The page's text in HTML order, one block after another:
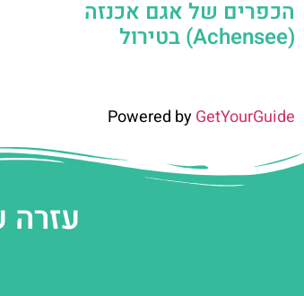
הכפרים של אגם אכנזה
(Achensee) בטירול
Powered byGetYourGuide
עזרה